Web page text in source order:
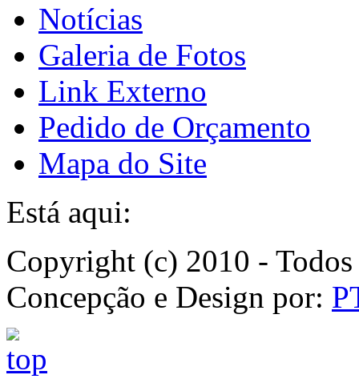
Notícias
Galeria de Fotos
Link Externo
Pedido de Orçamento
Mapa do Site
Está aqui:
Copyright (c) 2010 -
Concepção e Design por: